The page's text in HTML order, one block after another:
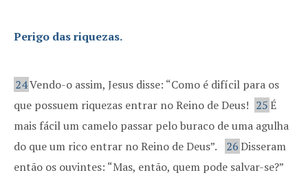
Perigo das riquezas.
24Vendo-o assim, Jesus disse: “Como é difícil para os
que possuem riquezas entrar no Reino de Deus! 25É
mais fácil um camelo passar pelo buraco de uma agulha
do que um rico entrar no Reino de Deus”.
26Disseram
então os ouvintes: “Mas, então, quem pode salvar-se?”